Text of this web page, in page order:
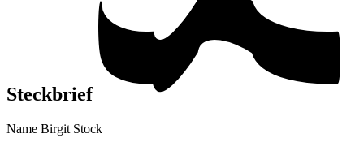
Steckbrief
Name Birgit Stock